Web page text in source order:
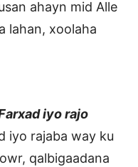
ahayn mid Alle
lahan, xoolaha
rajo
iyo rajaba way ku
qalbigaadana